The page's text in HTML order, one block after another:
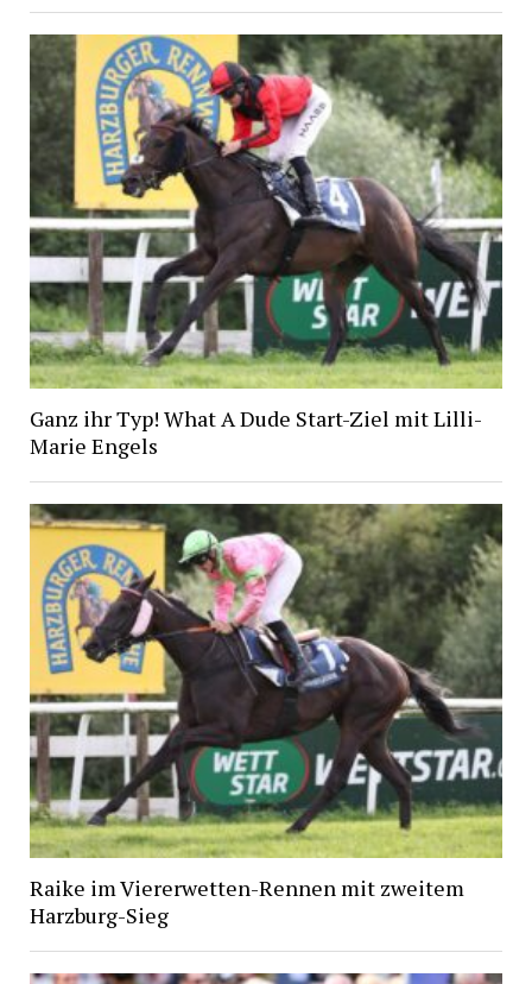
Ganz ihr Typ! What A Dude Start-Ziel mit Lilli-
Marie Engels
Raike im Viererwetten-Rennen mit zweitem
Harzburg-Sieg